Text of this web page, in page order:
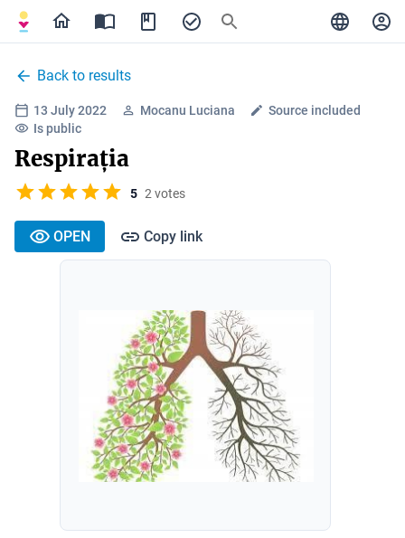
Back to results
13 July 2022 Mocanu Luciana
Source included
Is public
Respirația
5 2 votes
OPEN Copy link